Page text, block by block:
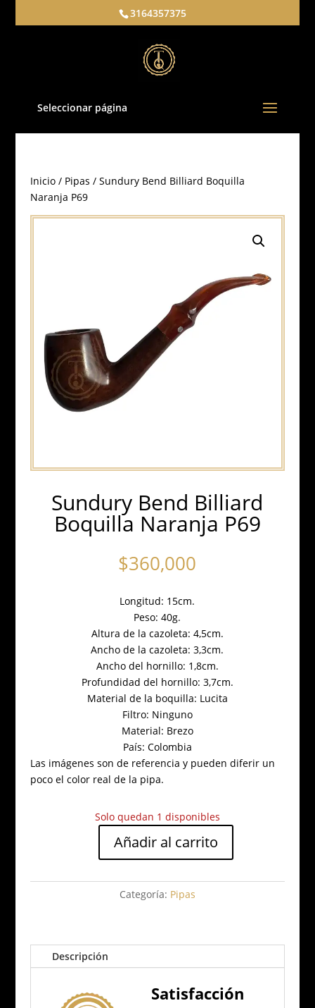
3164357375
Seleccionar página
Inicio/ Pipas / Sundury Bend Billiard Boquilla
Naranja P69
Sundury Bend Billiard
Boquilla Naranja P69
$360,000
Longitud: 15cm.
Peso: 40g.
Altura de la cazoleta: 4,5cm.
Ancho de la cazoleta: 3,3cm.
Ancho del hornillo: 1,8cm.
Profundidad del hornillo: 3,7cm.
Material de la boquilla: Lucita
Filtro: Ninguno
Material: Brezo
País: Colombia
Las imágenes son de referencia y pueden diferir un
poco el color real de la pipa.
Solo quedan 1 disponibles
Sundury
Billiard
cantidad
Añadir al carrito
Categoría: Pipas
Descripción
Satisfacción